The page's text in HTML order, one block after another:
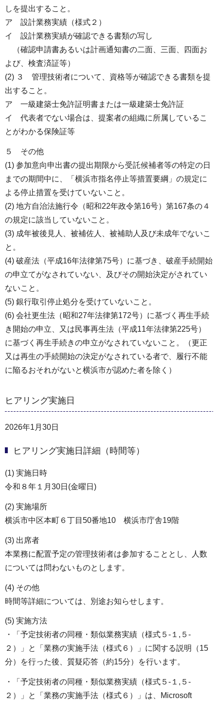
しを提出すること。
ア 設計業務実績（様式２）
イ 設計業務実績が確認できる書類の写し
（確認申請書あるいは計画通知書の二面、三面、四面お
よび、検査済証等）
(2) ３ 管理技術者について、資格等が確認できる書類を提
出すること。
ア 一級建築士免許証明書または一級建築士免許証
イ 代表者でない場合は、提案者の組織に所属しているこ
とがわかる保険証等
５ その他
(1) 参加意向申出書の提出期限から受託候補者等の特定の日
までの期間中に、「横浜市指名停止等措置要綱」の規定に
よる停止措置を受けていないこと。
(2) 地方自治法施行令（昭和22年政令第16号）第167条の４
の規定に該当していないこと。
(3) 成年被後見人、被補佐人、被補助人及び未成年でないこ
と。
(4) 破産法（平成16年法律第75号）に基づき、破産手続開始
の申立てがなされていない、及びその開始決定がされてい
ないこと。
(5) 銀行取引停止処分を受けていないこと。
(6) 会社更生法（昭和27年法律第172号）に基づく再生手続
き開始の申立、又は民事再生法（平成11年法律第225号）
に基づく再生手続きの申立がなされていないこと。（更正
又は再生の手続開始の決定がなされている者で、履行不能
に陥るおそれがないと横浜市が認めた者を除く）
ヒアリング実施日
2026年1月30日
ヒアリング実施日詳細（時間等）
(1) 実施日時
令和８年１月30日(金曜日)
(2) 実施場所
横浜市中区本町６丁目50番地10 横浜市庁舎19階
(3) 出席者
本業務に配置予定の管理技術者は参加することとし、人数
については問わないものとします。
(4) その他
時間等詳細については、別途お知らせします。
(5) 実施方法
・「予定技術者の同種・類似業務実績（様式５-１,５-
２）」と「業務の実施手法（様式６）」に関する説明（15
分）を行った後、質疑応答（約15分）を行います。
・「予定技術者の同種・類似業務実績（様式５-１,５-
２）」と「業務の実施手法（様式６）」は、Microsoft